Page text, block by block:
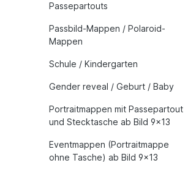
Passepartouts
Passbild-Mappen / Polaroid-
Mappen
Schule / Kindergarten
Gender reveal / Geburt / Baby
Portraitmappen mit Passepartout
und Stecktasche ab Bild 9x13
Eventmappen (Portraitmappe
ohne Tasche) ab Bild 9x13